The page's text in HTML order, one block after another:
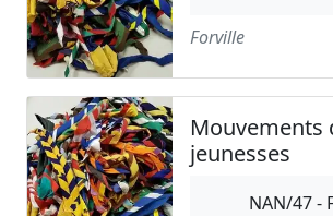
Forville
Mouvements
jeunesses
NAN/47 -